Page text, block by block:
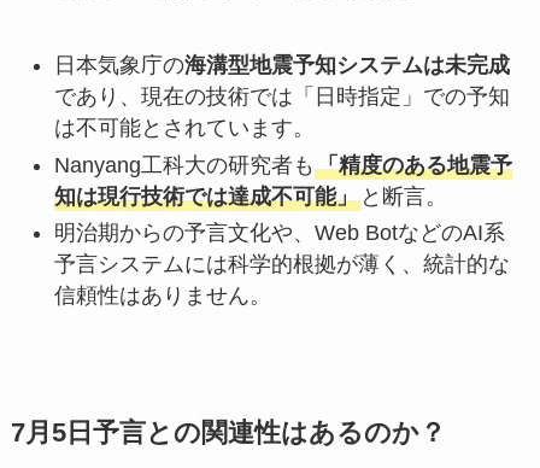
日本気象庁の海溝型地震予知システムは未完成
であり、現在の技術では「日時指定」での予知
は不可能とされています。
Nanyang工科大の研究者も 「精度のある地震予
知は現行技術では達成不可能」と断言。
明治期からの予言文化や、Web BotなどのAI系
予言システムには科学的根拠が薄く、統計的な
信頼性はありません。
7月5日予言との関連性はあるのか？